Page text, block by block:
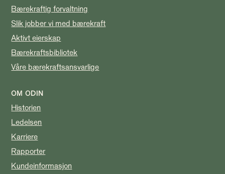
Bærekraftig forvaltning
Slik jobber vi med bærekraft
Aktivt eierskap
Bærekraftsbibliotek
Våre bærekraftsansvarlige
OM ODIN
Historien
Ledelsen
Karriere
Rapporter
Kundeinformasjon